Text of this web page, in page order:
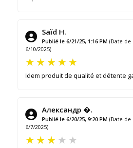
Saïd H.
Publié le 6/21/25, 1:16 PM (Date
6/10/2025)
Idem produit de qualité et détente
Александр �.
Publié le 6/20/25, 9:20 PM (Date
6/7/2025)